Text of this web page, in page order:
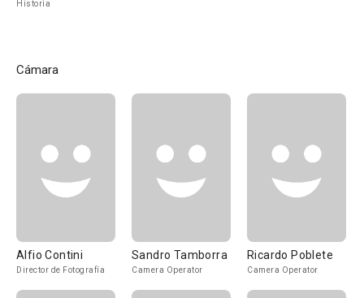
Historia
Cámara
Alfio Contini
Director de Fotografía
Sandro Tamborra
Camera Operator
Ricardo Poblete
Camera Operator